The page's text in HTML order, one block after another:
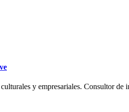
y empresariales. Consultor de